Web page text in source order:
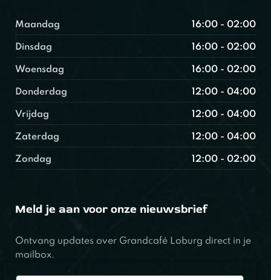
Maandag 16:00 - 02:00
Dinsdag 16:00 - 02:00
Woensdag 16:00 - 02:00
Donderdag 12:00 - 04:00
Vrijdag 12:00 - 04:00
Zaterdag 12:00 - 04:00
Zondag 12:00 - 02:00
Meld je aan voor onze nieuwsbrief
Ontvang updates over Grandcafé Loburg direct in je
mailbox.